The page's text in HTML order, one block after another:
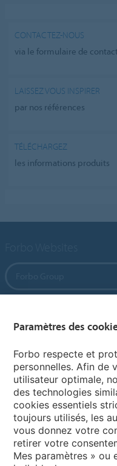
CONTACTEZ-NOUS
via le formulaire de contact
LAISSEZ VOUS INSPIRER
par nos références
TÉLÉCHARGEZ
les informations produits
Sélectionnez un pays
Sélectionnez votre pays
Paramètres des
Forbo respecte et
personnelles. Afin de
utilisateur optimale,
des technologies
cookies essentiels
toujours utilisés, les
vous donnez votre
retirer votre
Mes paramètres » ou